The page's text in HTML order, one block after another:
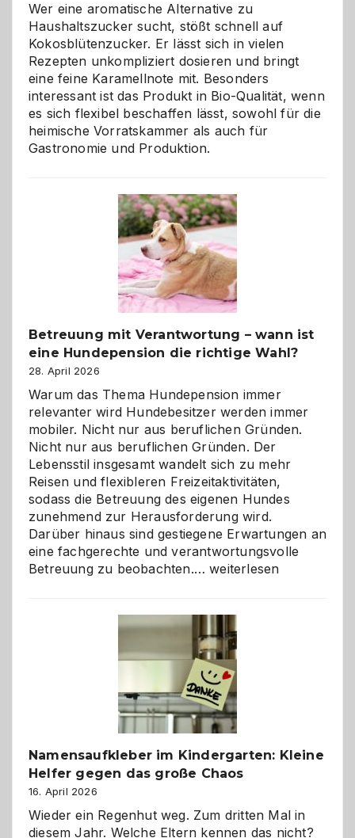
Wer eine aromatische Alternative zu
Haushaltszucker sucht, stößt schnell auf
Kokosblütenzucker. Er lässt sich in vielen
Rezepten unkompliziert dosieren und bringt
eine feine Karamellnote mit. Besonders
interessant ist das Produkt in Bio-Qualität, wenn
es sich flexibel beschaffen lässt, sowohl für die
heimische Vorratskammer als auch für
Gastronomie und Produktion.
Betreuung mit Verantwortung – wann ist
eine Hundepension die richtige Wahl?
28. April 2026
Warum das Thema Hundepension immer
relevanter wird Hundebesitzer werden immer
mobiler. Nicht nur aus beruflichen Gründen.
Nicht nur aus beruflichen Gründen. Der
Lebensstil insgesamt wandelt sich zu mehr
Reisen und flexibleren Freizeitaktivitäten,
sodass die Betreuung des eigenen Hundes
zunehmend zur Herausforderung wird.
Darüber hinaus sind gestiegene Erwartungen an
eine fachgerechte und verantwortungsvolle
Betreuung zu beobachten.…Betreuung
wann
ist
eine
Hundepension
die
richtige
weiterlesen
Namensaufkleber im Kindergarten: Kleine
Helfer gegen das große Chaos
16. April 2026
Wieder ein Regenhut weg. Zum dritten Mal in
diesem Jahr. Welche Eltern kennen das nicht?